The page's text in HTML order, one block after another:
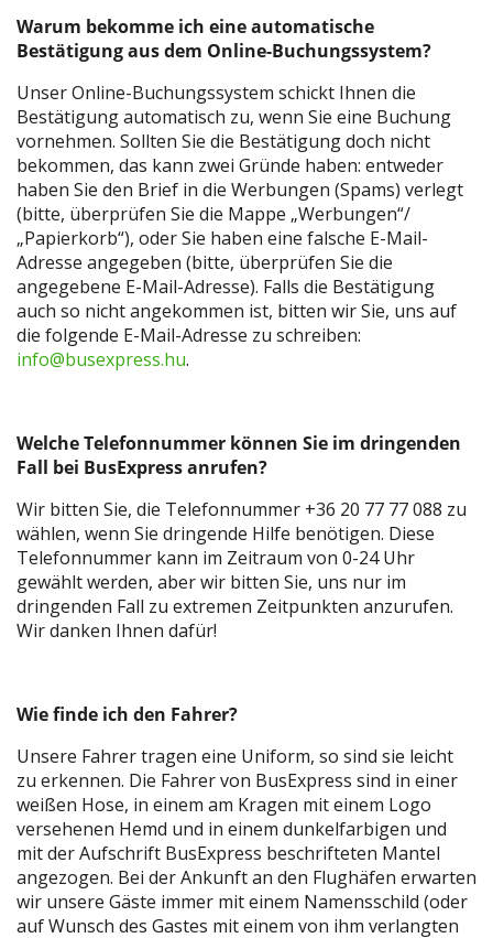
Warum bekomme ich eine automatische
Bestätigung aus dem Online-Buchungssystem?
Unser Online-Buchungssystem schickt Ihnen die
Bestätigung automatisch zu, wenn Sie eine Buchung
vornehmen. Sollten Sie die Bestätigung doch nicht
bekommen, das kann zwei Gründe haben: entweder
haben Sie den Brief in die Werbungen (Spams) verlegt
(bitte, überprüfen Sie die Mappe „Werbungen“/
„Papierkorb“), oder Sie haben eine falsche E-Mail-
Adresse angegeben (bitte, überprüfen Sie die
angegebene E-Mail-Adresse). Falls die Bestätigung
auch so nicht angekommen ist, bitten wir Sie, uns auf
die folgende E-Mail-Adresse zu schreiben:
info@busexpress.hu.
Welche Telefonnummer können Sie im dringenden
Fall bei BusExpress anrufen?
Wir bitten Sie, die Telefonnummer +36 20 77 77 088 zu
wählen, wenn Sie dringende Hilfe benötigen. Diese
Telefonnummer kann im Zeitraum von 0-24 Uhr
gewählt werden, aber wir bitten Sie, uns nur im
dringenden Fall zu extremen Zeitpunkten anzurufen.
Wir danken Ihnen dafür!
Wie finde ich den Fahrer?
Unsere Fahrer tragen eine Uniform, so sind sie leicht
zu erkennen. Die Fahrer von BusExpress sind in einer
weißen Hose, in einem am Kragen mit einem Logo
versehenen Hemd und in einem dunkelfarbigen und
mit der Aufschrift BusExpress beschrifteten Mantel
angezogen. Bei der Ankunft an den Flughäfen erwarten
wir unsere Gäste immer mit einem Namensschild (oder
auf Wunsch des Gastes mit einem von ihm verlangten